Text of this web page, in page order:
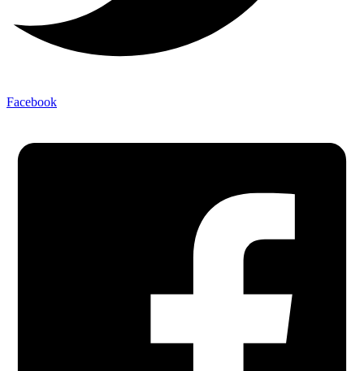
Facebook